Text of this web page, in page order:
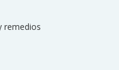
remedios